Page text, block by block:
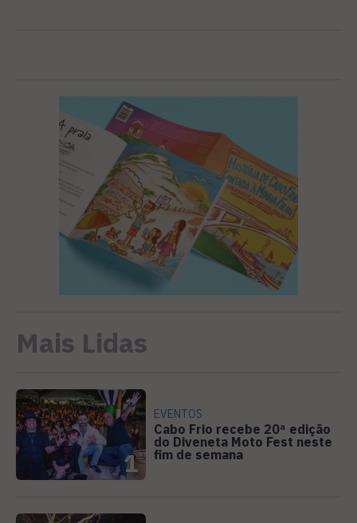
Mais Lidas
1
EVENTOS
Cabo Frio recebe 20ª edição
do Diveneta Moto Fest neste
fim de semana